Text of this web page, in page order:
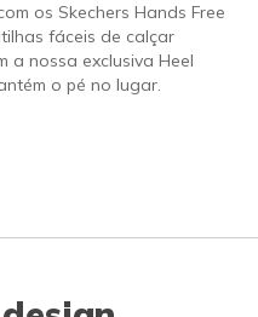
os Skechers Hands Free
fáceis de calçar
a nossa exclusiva Heel
o pé no lugar.